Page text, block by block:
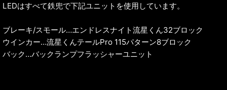
LEDはすべて鉄兜で下記ユニットを使用しています。
ブレーキ/スモール…エンドレスナイト流星くん32ブロック
ウインカー…流星くんテールPro 115パターン8ブロック
バック…バックランプフラッシャーユニット